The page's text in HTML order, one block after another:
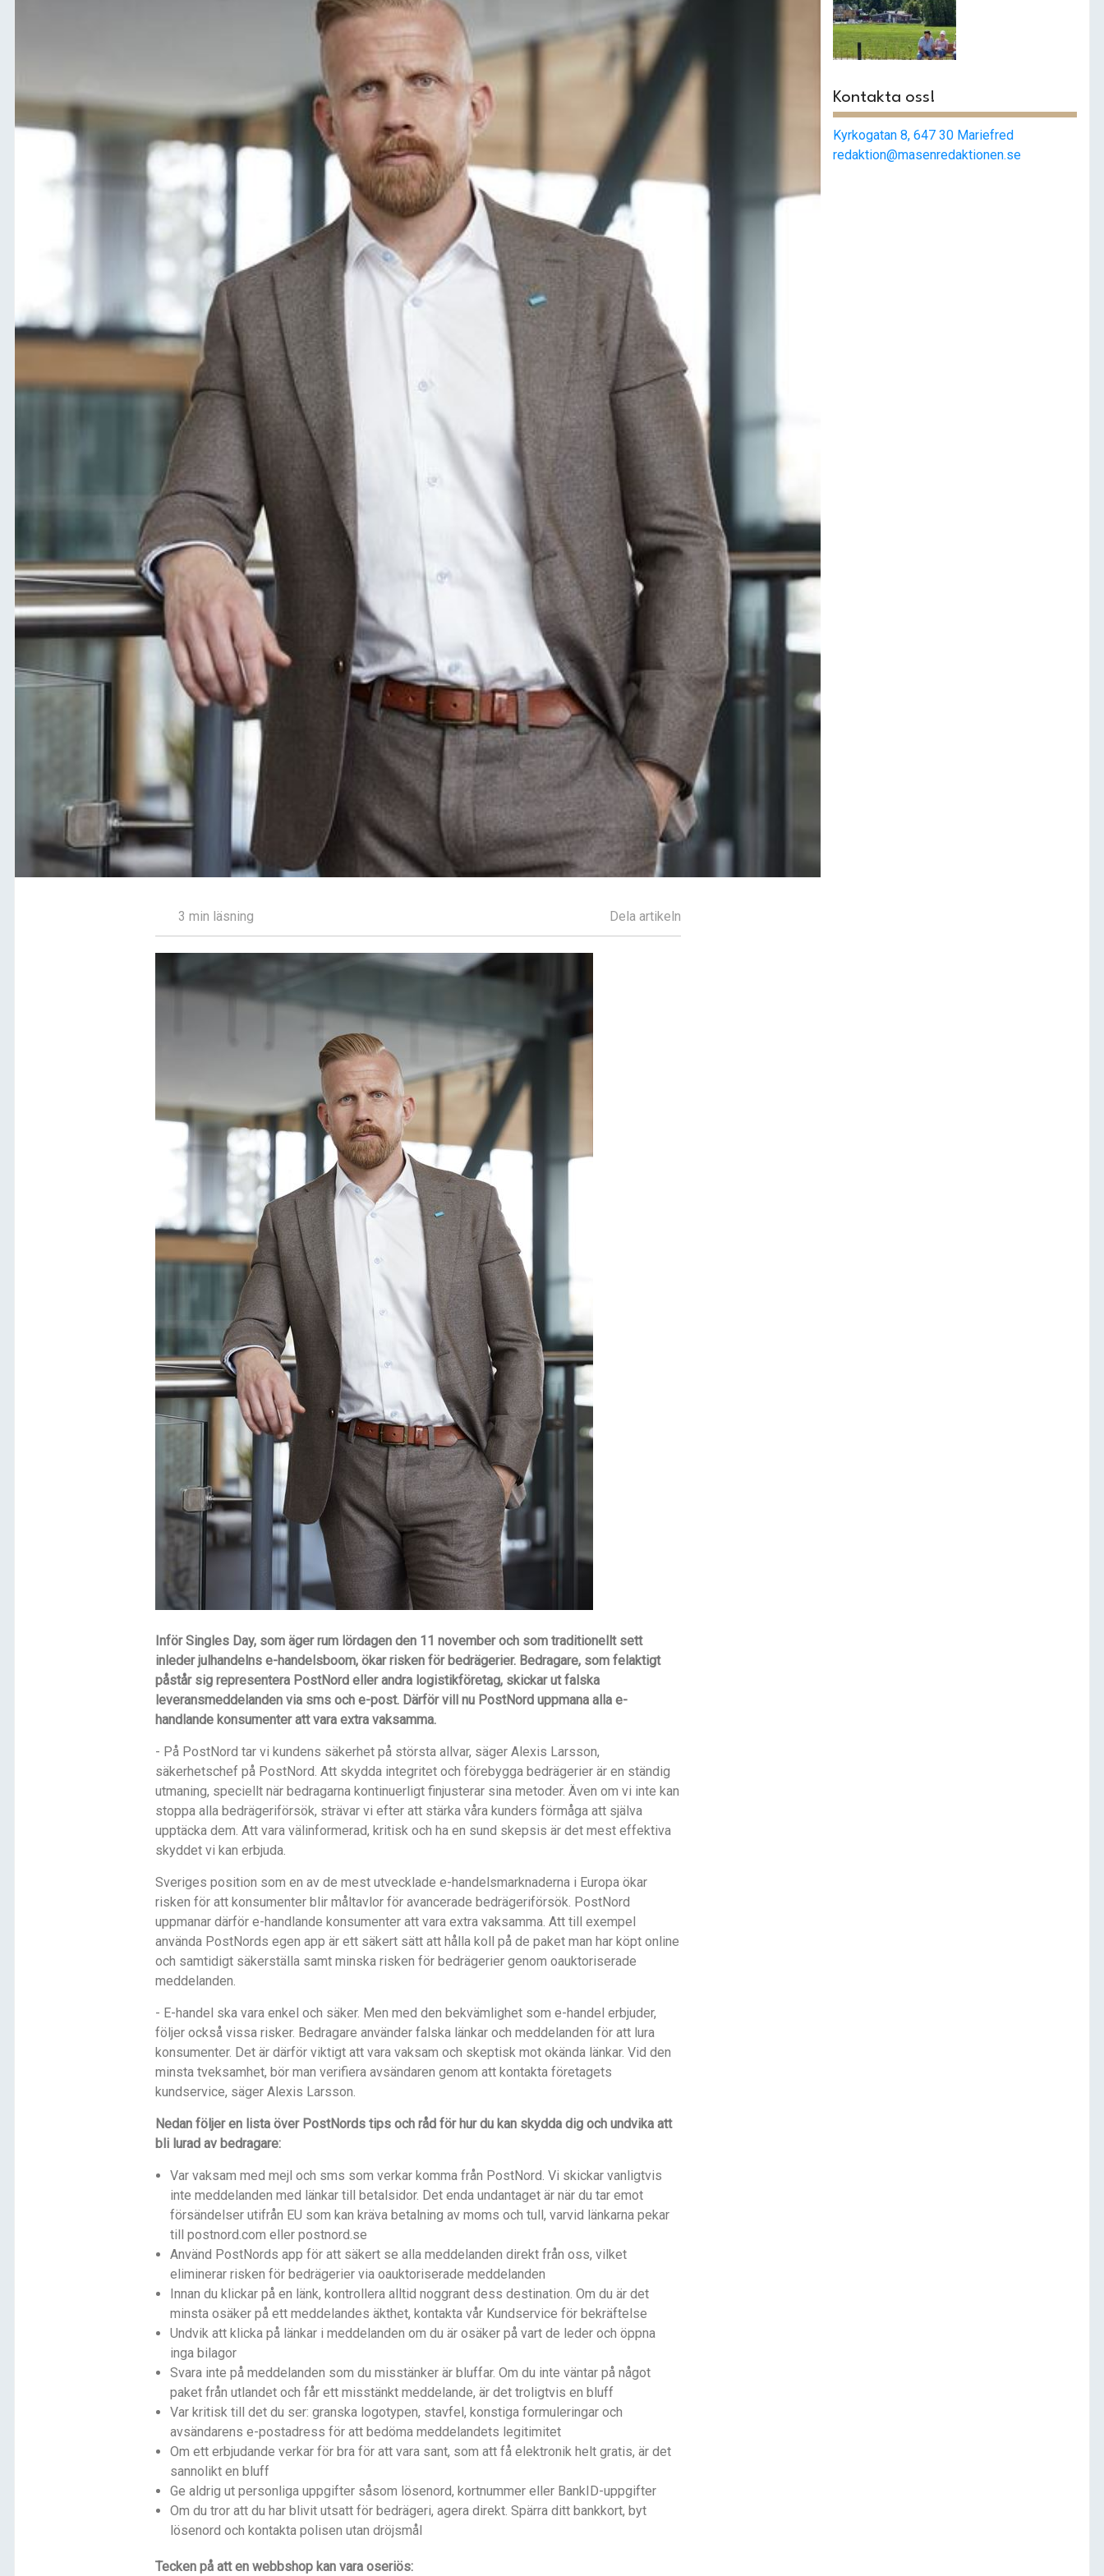
3 min läsning Dela artikeln
Inför Singles Day, som äger rum lördagen den 11 november och som traditionellt sett
inleder julhandelns e-handelsboom, ökar risken för bedrägerier. Bedragare, som felaktigt
påstår sig representera PostNord eller andra logistikföretag, skickar ut falska
leveransmeddelanden via sms och e-post. Därför vill nu PostNord uppmana alla e-
handlande konsumenter att vara extra vaksamma.
- På PostNord tar vi kundens säkerhet på största allvar, säger Alexis Larsson,
säkerhetschef på PostNord. Att skydda integritet och förebygga bedrägerier är en ständig
utmaning, speciellt när bedragarna kontinuerligt finjusterar sina metoder. Även om vi inte kan
stoppa alla bedrägeriförsök, strävar vi efter att stärka våra kunders förmåga att själva
upptäcka dem. Att vara välinformerad, kritisk och ha en sund skepsis är det mest effektiva
skyddet vi kan erbjuda.
Sveriges position som en av de mest utvecklade e-handelsmarknaderna i Europa ökar
risken för att konsumenter blir måltavlor för avancerade bedrägeriförsök. PostNord
uppmanar därför e-handlande konsumenter att vara extra vaksamma. Att till exempel
använda PostNords egen app är ett säkert sätt att hålla koll på de paket man har köpt online
och samtidigt säkerställa samt minska risken för bedrägerier genom oauktoriserade
meddelanden.
- E-handel ska vara enkel och säker. Men med den bekvämlighet som e-handel erbjuder,
följer också vissa risker. Bedragare använder falska länkar och meddelanden för att lura
konsumenter. Det är därför viktigt att vara vaksam och skeptisk mot okända länkar. Vid den
minsta tveksamhet, bör man verifiera avsändaren genom att kontakta företagets
kundservice, säger Alexis Larsson.
Nedan följer en lista över PostNords tips och råd för hur du kan skydda dig och undvika att
bli lurad av bedragare:
Var vaksam med mejl och sms som verkar komma från PostNord. Vi skickar vanligtvis
inte meddelanden med länkar till betalsidor. Det enda undantaget är när du tar emot
försändelser utifrån EU som kan kräva betalning av moms och tull, varvid länkarna pekar
till postnord.com eller postnord.se
Använd PostNords app för att säkert se alla meddelanden direkt från oss, vilket
eliminerar risken för bedrägerier via oauktoriserade meddelanden
Innan du klickar på en länk, kontrollera alltid noggrant dess destination. Om du är det
minsta osäker på ett meddelandes äkthet, kontakta vår Kundservice för bekräftelse
Undvik att klicka på länkar i meddelanden om du är osäker på vart de leder och öppna
inga bilagor
Svara inte på meddelanden som du misstänker är bluffar. Om du inte väntar på något
paket från utlandet och får ett misstänkt meddelande, är det troligtvis en bluff
Var kritisk till det du ser: granska logotypen, stavfel, konstiga formuleringar och
avsändarens e-postadress för att bedöma meddelandets legitimitet
Om ett erbjudande verkar för bra för att vara sant, som att få elektronik helt gratis, är det
sannolikt en bluff
Ge aldrig ut personliga uppgifter såsom lösenord, kortnummer eller BankID-uppgifter
Om du tror att du har blivit utsatt för bedrägeri, agera direkt. Spärra ditt bankkort, byt
lösenord och kontakta polisen utan dröjsmål
Tecken på att en webbshop kan vara oseriös:
Kontakta oss!
Kyrkogatan 8, 647 30 Mariefred
redaktion@masenredaktionen.se